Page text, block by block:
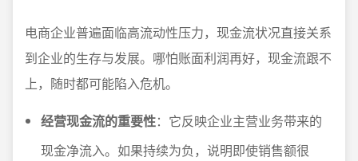
电商企业普遍面临高流动性压力，现金流状况直接关系
到企业的生存与发展。哪怕账面利润再好，现金流跟不
上，随时都可能陷入危机。
经营现金流的重要性：它反映企业主营业务带来的
现金净流入。如果持续为负，说明即使销售额很